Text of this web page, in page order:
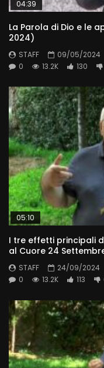
04:39
La Parola di Dio e le
2024)
STAFF
09/05/2024
0
13.2K 130
05:10
I tre effetti principali
al Cuore 24
STAFF
24/09/2024
0
13.2K 113